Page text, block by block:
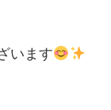
います